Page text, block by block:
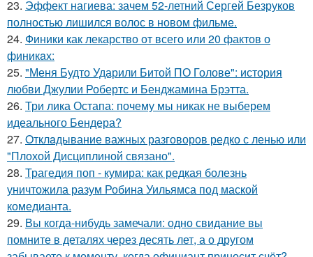
23. Эффект нагиева: зачем 52-летний Сергей Безруков
полностью лишился волос в новом фильме.
24. Финики как лекарство от всего или 20 фактов о
финикaх:
25. "Меня Будто Ударили Битой ПО Голове": история
любви Джулии Робертс и Бенджамина Брэтта.
26. Три лика Остапа: почему мы никак не выберем
идеального Бендера?
27. Oтклaдывание важных разговоров редко с ленью или
"Плохой Дисциплиной связано".
28. Трагедия поп - кумира: как редкая болезнь
уничтожила разум Робина Уильямса под маской
комедианта.
29. Вы когда-нибудь замечали: одно свидание вы
помните в деталях через десять лет, а о другом